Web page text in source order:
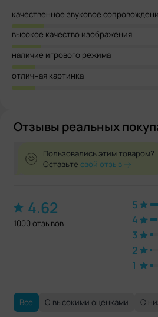
качественное звуковое
высокое качество изображения
наличие игрового режима
отличная картинка
Отзывы реальных
Пользовались этим товаром?
Оставьтесвой отзыв
4.62
1000 отзывов
5
4
3
2
1
Все С высокими оценками С